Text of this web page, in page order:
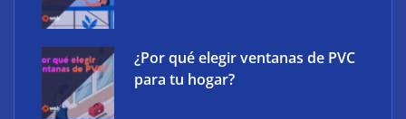
¿Por qué elegir ventanas de PVC
para tu hogar?